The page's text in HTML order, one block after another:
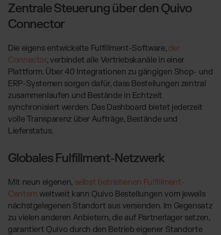
Zentrale Steuerung über den Quivo
Connector
Die eigens entwickelte Fulfillment-Software, der
Connector, verbindet alle Vertriebskanäle in einer
Plattform. Über 40 Integrationen zu gängigen Shop- und
ERP-Systemen sorgen dafür, dass Bestellungen zentral
zusammenlaufen und Bestände in Echtzeit
synchronisiert werden. Das Dashboard bietet jederzeit
volle Transparenz über Aufträge, Bestände und
Lieferstatus.
Globales Fulfillment-Netzwerk
Mit neun eigenen, selbst betriebenen Fulfillment-
Centern weltweit kann Quivo Bestellungen vom jeweils
nächstgelegenen Standort aus versenden. Im Gegensatz
zu vielen anderen Anbietern, die auf Partnerlager setzen,
garantiert Quivo durch den Betrieb eigener Standorte